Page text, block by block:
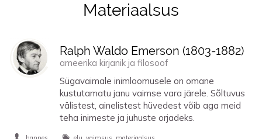
Tsitaadid teemal materiaalsus
Materiaalsus
Ralph Waldo Emerson (1803-1882)
ameerika kirjanik ja filosoof
Sügavaimale inimloomusele on omane
kustutamatu janu vaimse vara järele. Sõltuvus
välistest, ainelistest hüvedest võib aga meid
teha inimeste ja juhuste orjadeks.